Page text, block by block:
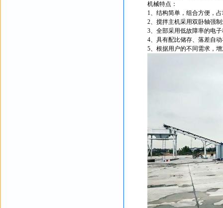
机械特点：
1、结构简单，组合方便，
2、搅拌主机采用双卧轴强
3、全部采用低故障率的电
4、具有配比储存、落差自
5、根据用户的不同需求，